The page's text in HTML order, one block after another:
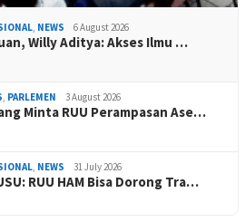
, NEWS 6 August 2026
Willy Aditya: Akses Ilmu …
, PARLEMEN 3 August 2026
Minta RUU Perampasan Ase…
, NEWS 31 July 2026
RUU HAM Bisa Dorong Tra…